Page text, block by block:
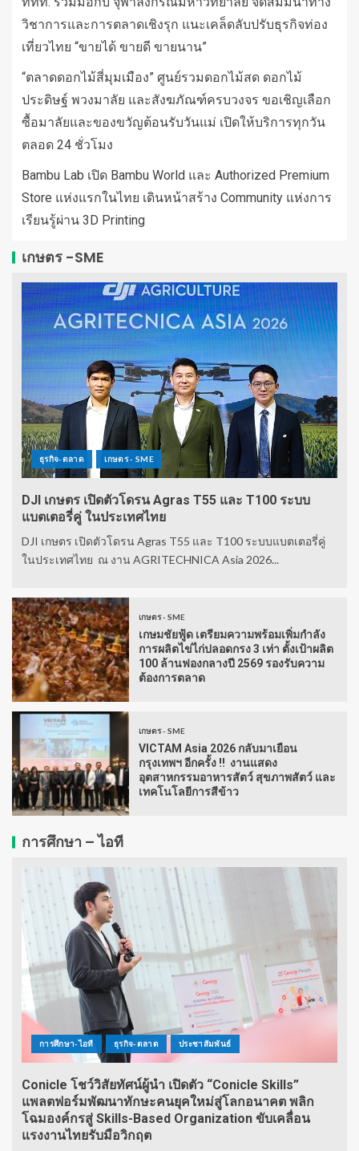
วิชาการและการตลาดเชิงรุก แนะเคล็ดลับปรับธุรกิจท่อง
เที่ยวไทย “ขายได้ ขายดี ขายนาน”
“ตลาดดอกไม้สี่มุมเมือง” ศูนย์รวมดอกไม้สด ดอกไม้
ประดิษฐ์ พวงมาลัย และสังฆภัณฑ์ครบวงจร ขอเชิญเลือก
ซื้อมาลัยและของขวัญต้อนรับวันแม่ เปิดให้บริการทุกวัน
ตลอด 24 ชั่วโมง
Bambu Lab เปิด Bambu World และ Authorized Premium
Store แห่งแรกในไทย เดินหน้าสร้าง Community แห่งการ
เรียนรู้ผ่าน 3D Printing
เกษตร -SME
ธุรกิจ-ตลาด เกษตร - SME
DJI เกษตร เปิดตัวโดรน Agras T55 และ T100 ระบบ
แบตเตอรี่คู่ ในประเทศไทย
DJI เกษตร เปิดตัวโดรน Agras T55 และ T100 ระบบแบตเตอรี่คู่
ในประเทศไทย ณ งาน AGRITECHNICA Asia 2026...
เกษตร - SME
เกษมชัยฟู้ด เตรียมความพร้อมเพิ่มกำลัง
การผลิตไข่ไก่ปลอดกรง 3 เท่า ตั้งเป้าผลิต
100 ล้านฟองกลางปี 2569 รองรับความ
ต้องการตลาด
เกษตร - SME
VICTAM Asia 2026 กลับมาเยือน
กรุงเทพฯ อีกครั้ง !! งานแสดง
อุตสาหกรรมอาหารสัตว์ สุขภาพสัตว์ และ
เทคโนโลยีการสีข้าว
การศึกษา – ไอที
การศึกษา-ไอที ธุรกิจ-ตลาด ประชาสัมพันธ์
Conicle โชว์วิสัยทัศน์ผู้นำ เปิดตัว “Conicle Skills”
แพลตฟอร์มพัฒนาทักษะคนยุคใหม่สู่โลกอนาคต พลิก
โฉมองค์กรสู่ Skills-Based Organization ขับเคลื่อน
แรงงานไทยรับมือวิกฤต